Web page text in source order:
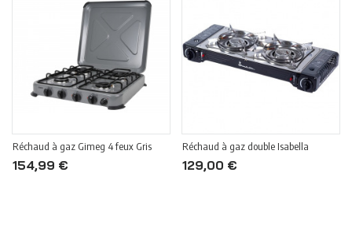
Réchaud à gaz Gimeg 4 feux Gris
154,99 €
Réchaud à gaz double Isabella
129,00 €